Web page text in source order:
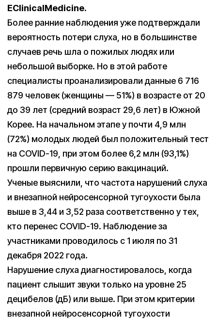
EClinicalMedicine.
Более ранние наблюдения уже подтверждали
вероятность потери слуха, но в большинстве
случаев речь шла о пожилых людях или
небольшой выборке. Но в этой работе
специалисты проанализировали данные 6 716
879 человек (женщины — 51%) в возрасте от 20
до 39 лет (средний возраст 29,6 лет) в Южной
Корее. На начальном этапе у почти 4,9 млн
(72%) молодых людей был положительный тест
на COVID-19, при этом более 6,2 млн (93,1%)
прошли первичную серию вакцинаций.
Ученые выяснили, что частота нарушений слуха
и внезапной нейросенсорной тугоухости была
выше в 3,44 и 3,52 раза соответственно у тех,
кто перенес COVID-19. Наблюдение за
участниками проводилось с 1 июля по 31
декабря 2022 года.
Нарушение слуха диагностировалось, когда
пациент слышит звуки только на уровне 25
децибелов (дБ) или выше. При этом критерии
внезапной нейросенсорной тугоухости